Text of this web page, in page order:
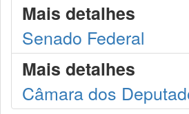
Mais detalhes
Senado Federal
Mais detalhes
Câmara dos